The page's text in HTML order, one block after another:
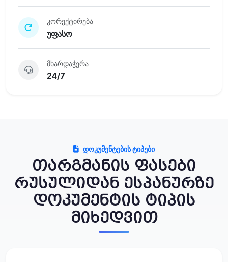
კორექტირება
უფასო
მხარდაჭერა
24/7
ᲓᲝᲙᲣᲛᲔᲜᲢᲔᲑᲘᲡ ᲢᲘᲞᲔᲑᲘ
თარგმანის ფასები
რუსულიდან ესპანურზე
დოკუმენტის ტიპის
მიხედვით